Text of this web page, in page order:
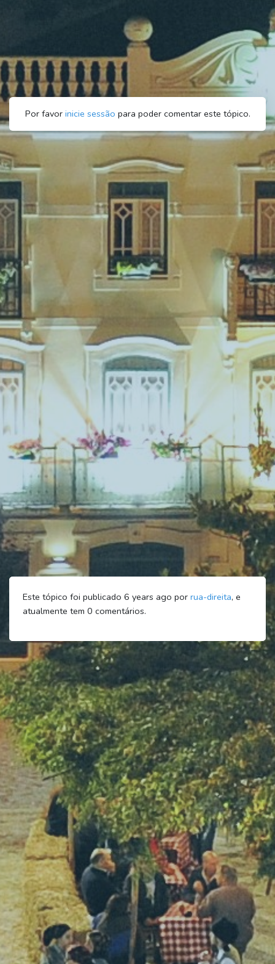
Por favor inicie sessão para poder comentar este tópico.
Este tópico foi publicado 6 years ago por rua-direita, e
atualmente tem 0 comentários.